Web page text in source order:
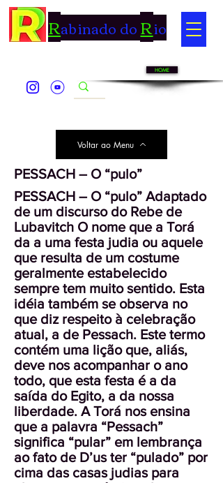
Rabinado doRio
HOME
Voltar ao Menu
PESSACH – O “pulo”
PESSACH – O “pulo” Adaptado
de um discurso do Rebe de
Lubavitch O nome que a Torá
da a uma festa judia ou aquele
que resulta de um costume
geralmente estabelecido
sempre tem muito sentido. Esta
idéia também se observa no
que diz respeito à celebração
atual, a de Pessach. Este termo
contém uma lição que, aliás,
deve nos acompanhar o ano
todo, que esta festa é a da
saída do Egito, a da nossa
liberdade. A Torá nos ensina
que a palavra “Pessach”
significa “pular” em lembrança
ao fato de D’us ter “pulado” por
cima das casas judias para